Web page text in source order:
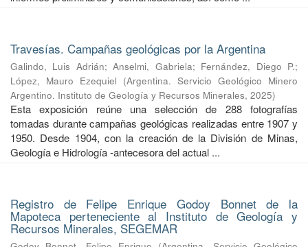
Travesías. Campañas geológicas por la Argentina
Galindo, Luis Adrián;Anselmi, Gabriela; Fernández, Diego P.;
López, Mauro Ezequiel (Argentina. Servicio Geológico Minero
Argentino. Instituto de Geología y Recursos Minerales, 2025)
Esta exposición reúne una selección de 288 fotografías
tomadas durante campañas geológicas realizadas entre 1907 y
1950. Desde 1904, con la creación de la División de Minas,
Geología e Hidrología -antecesora del actual ...
Registro de Felipe Enrique Godoy Bonnet de la
Mapoteca perteneciente al Instituto de Geología y
Recursos Minerales, SEGEMAR